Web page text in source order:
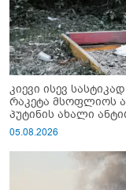
კიევი ისევ
რაკეტა მსოფლიოს
პუტინის ახალი
05.08.2026